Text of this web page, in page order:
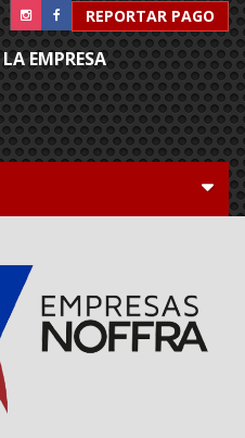
REPORTAR PAGO
LA EMPRESA